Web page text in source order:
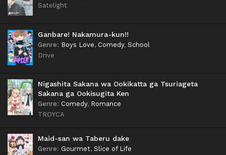
Satelight
Ganbare! Nakamura-kun!!
Genre: Boys Love, Comedy, School
Drive
Nigashita Sakana wa Ookikatta ga Tsuriageta
Sakana ga Ookisugita Ken
Genre: Comedy, Romance
TROYCA
Maid-san wa Taberu dake
Genre: Gourmet, Slice of Life